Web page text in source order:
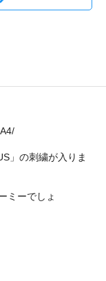
」の刺繍が入りま
ミーでしょ